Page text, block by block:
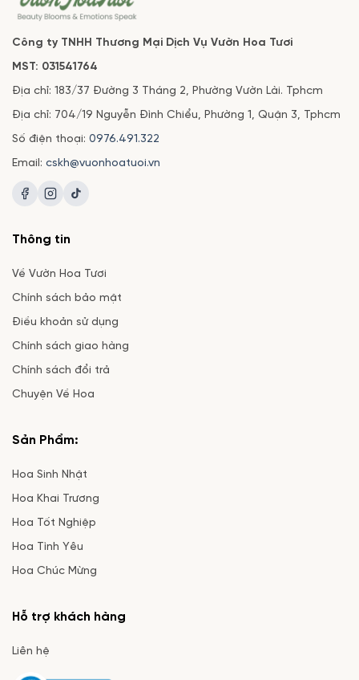
Công ty TNHH Thương Mại Dịch Vụ Vườn Hoa Tươi
MST: 031541764
Địa chỉ: 183/37 Đường 3 Tháng 2, Phường Vườn Lài. Tphcm
Địa chỉ: 704/19 Nguyễn Đình Chiểu, Phường 1, Quận 3, Tphcm
Số điện thoại: 0976.491.322
Email: cskh@vuonhoatuoi.vn
Thông tin
Về Vườn Hoa Tươi
Chính sách bảo mật
Điều khoản sử dụng
Chính sách giao hàng
Chính sách đổi trả
Chuyện Về Hoa
Sản Phẩm:
Hoa Sinh Nhật
Hoa Khai Trương
Hoa Tốt Nghiệp
Hoa Tình Yêu
Hoa Chúc Mừng
Hỗ trợ khách hàng
Liên hệ